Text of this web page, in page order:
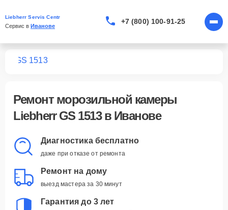
Liebherr Servis Centr
Сервис в Иванове
+7 (800) 100-91-25
GS 1513
Ремонт морозильной камеры
Liebherr GS 1513в Иванове
Диагностика бесплатно
даже при отказе от ремонта
Ремонт на дому
выезд мастера за 30 минут
Гарантия до 3 лет